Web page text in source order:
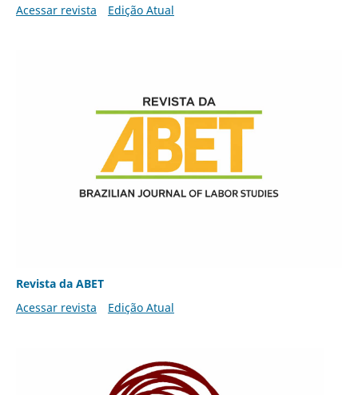
Acessar revista Edição Atual
Revista da ABET
Acessar revista
Edição Atual